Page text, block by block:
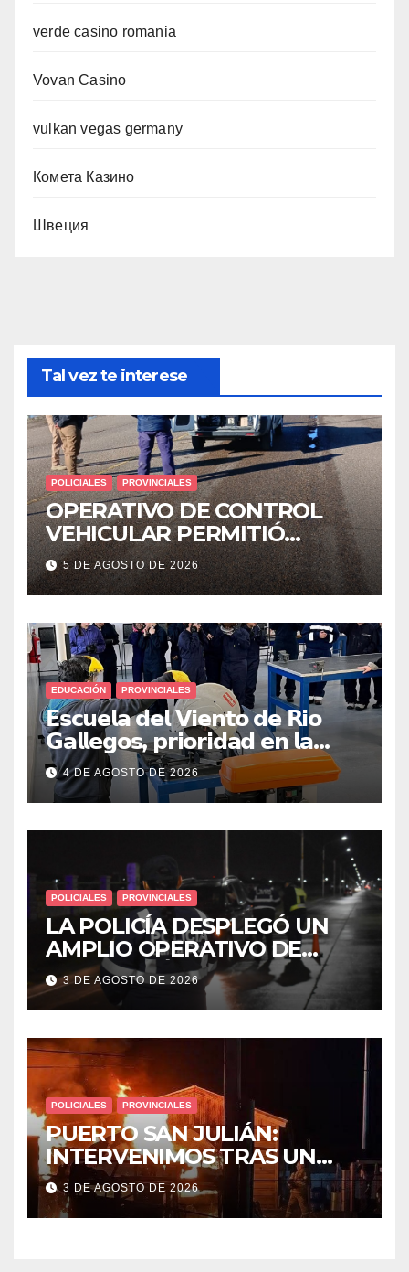
verde casino romania
Vovan Casino
vulkan vegas germany
Комета Казино
Швеция
Tal vez te interese
POLICIALES PROVINCIALES
OPERATIVO DE CONTROL
VEHICULAR PERMITIÓ
LOCALIZAR A UN HOMBRE
CON PEDIDO DE PARADERO
5 DE AGOSTO DE 2026
EDUCACIÓN PROVINCIALES
𝗘𝘀𝗰𝘂𝗲𝗹𝗮 𝗱𝗲𝗹 𝗩𝗶𝗲𝗻𝘁𝗼 𝗱𝗲 𝗥𝗶𝗼
𝗚𝗮𝗹𝗹𝗲𝗴𝗼𝘀, 𝗽𝗿𝗶𝗼𝗿𝗶𝗱𝗮𝗱 𝗲𝗻 𝗹𝗮
𝘀𝗲𝗴𝘂𝗿𝗶𝗱𝗮𝗱: 𝗖𝗹𝗮𝘃𝗲 𝗲𝗻 𝗲𝗹 𝗶𝗻𝗶𝗰𝗶𝗼
𝗱𝗲 𝗹𝗼𝘀 𝘁𝗮𝗹𝗹𝗲𝗿𝗲𝘀 𝗶𝗻𝗱𝘂𝘀𝘁𝗿𝗶𝗮𝗹𝗲𝘀
4 DE AGOSTO DE 2026
POLICIALES PROVINCIALES
LA POLICÍA DESPLEGÓ UN
AMPLIO OPERATIVO DE
PREVENCIÓN Y CONTROLES
EN TODA LA CIUDAD
3 DE AGOSTO DE 2026
POLICIALES PROVINCIALES
PUERTO SAN JULIÁN:
INTERVENIMOS TRAS UN
INCENDIO DE VIVIENDA QUE
DEJÓ DOS VÍCTIMAS
FATALES Y UN DETENIDO
3 DE AGOSTO DE 2026